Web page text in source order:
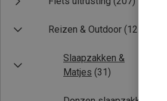
Reizen & Outdoor (125)
Slaapzakken &
Matjes (31)